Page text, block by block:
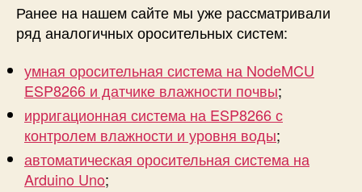
н
и
B
l
n
k
Ранее на нашем сайте мы уже рассматривали
ряд аналогичных оросительных систем:
умная оросительная система на NodeMCU
ESP8266 и датчике влажности почвы;
ирригационная система на ESP8266 с
контролем влажности и уровня воды;
автоматическая оросительная система на
Arduino Uno;